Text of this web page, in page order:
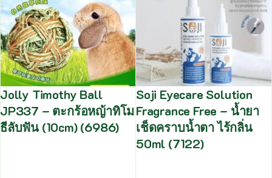
Jolly Timothy Ball
JP337 – ตะกร้อหญ้าทิโม
ธีลับฟัน (10cm) (6986)
Soji Eyecare Solution
Fragrance Free – น้ำยา
เช็ดคราบน้ำตา ไร้กลิ่น
50ml (7122)